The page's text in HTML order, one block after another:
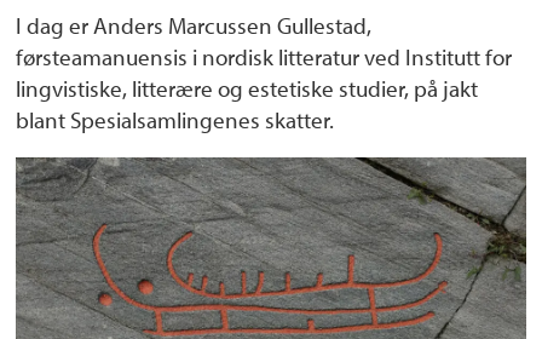
I dag er Anders Marcussen Gullestad,
førsteamanuensis i nordisk litteratur ved Institutt for
lingvistiske, litterære og estetiske studier, på jakt
blant Spesialsamlingenes skatter.